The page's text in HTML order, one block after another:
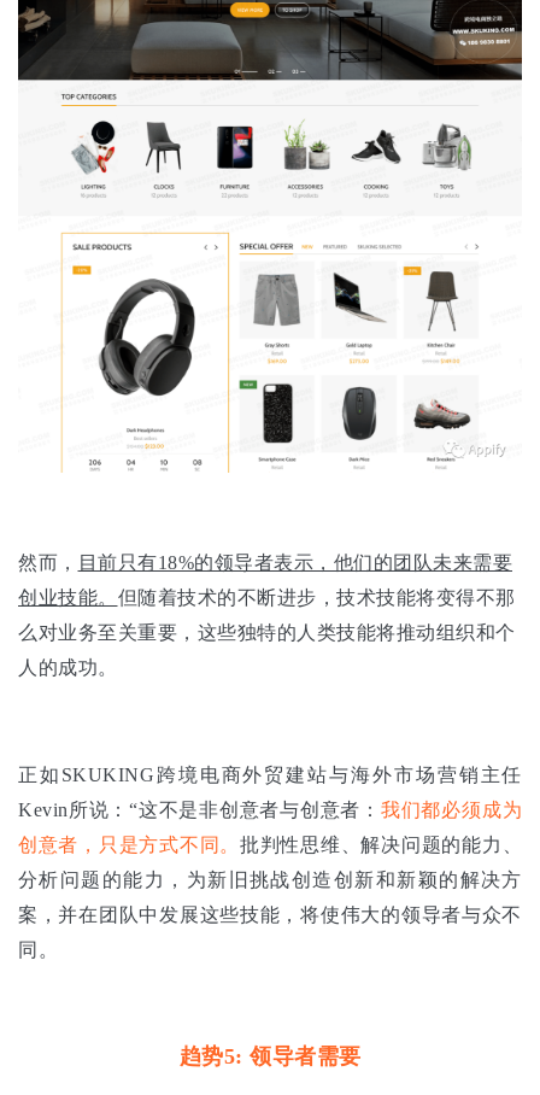
然而，
目前只有18%的领导者表示，他们的团队未来需要
创业技能。 但随着技术的不断进步，技术技能将变得不那
么对业务至关重要，这些独特的人类技能将推动组织和个
人的成功。
正如SKUKING跨境电商外贸建站与海外市场营销主任
Kevin所说：“这不是非创意者与创意者： 我们都必须成为
创意者，只是方式不同。批判性思维、解决问题的能力、
分析问题的能力，为新旧挑战创造创新和新颖的解决方
案，并在团队中发展这些技能，将使伟大的领导者与众不
同。
趋势5: 领导者需要